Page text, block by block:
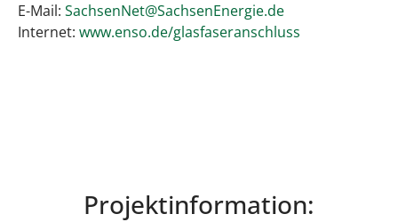
E-Mail: SachsenNet@SachsenEnergie.de
Internet: www.enso.de/glasfaseranschluss
Projektinformation: